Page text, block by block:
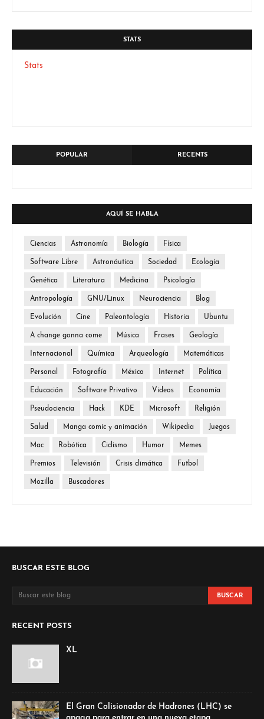
STATS
Stats
POPULAR RECENTS
AQUÍ SE HABLA
Ciencias Astronomía Biología Física
Software Libre Astronáutica Sociedad Ecología
Genética Literatura Medicina Psicología
Antropología GNU/Linux Neurociencia Blog
Evolución Cine Paleontología Historia Ubuntu
A change gonna come Música Frases Geología
Internacional Química Arqueología Matemáticas
Personal Fotografía México Internet Política
Educación Software Privativo Videos Economía
Pseudociencia Hack KDE Microsoft Religión
Salud Manga comic y animación Wikipedia Juegos
Mac Robótica Ciclismo Humor Memes
Premios Televisión Crisis climática Futbol
Mozilla Buscadores
BUSCAR ESTE BLOG
RECENT POSTS
XL
El Gran Colisionador de Hadrones (LHC) se